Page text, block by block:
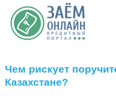
Перейти к основному содержанию
Чем рискует
Казахстане?